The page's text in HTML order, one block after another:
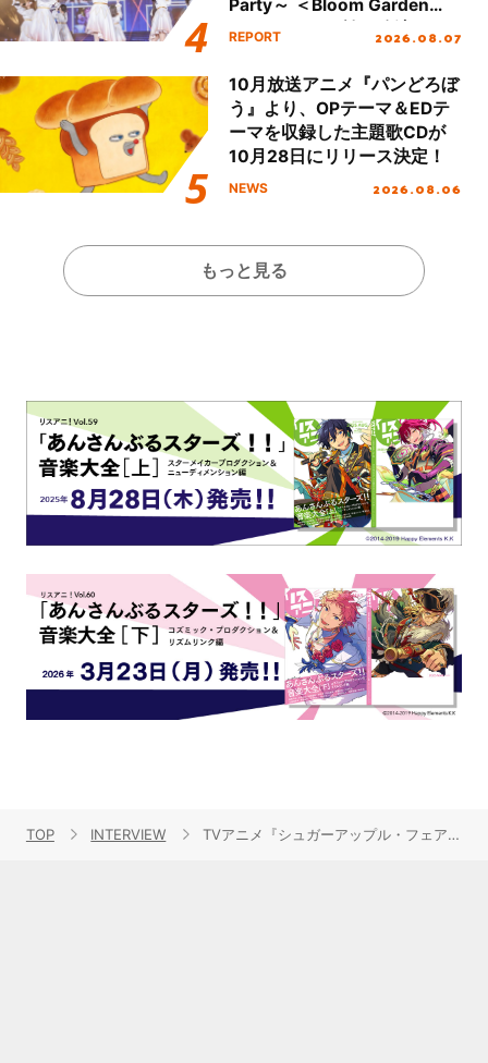
Party～ ＜Bloom Garden
Party Stage／埼玉公演＞”
REPORT 2026.08.07
10月放送アニメ『パンどろぼ
う』より、OPテーマ＆EDテ
ーマを収録した主題歌CDが
10月28日にリリース決定！
NEWS 2026.08.06
もっと見る
TOP INTERVIEW TVアニメ『シュガーアップル・フェアリーテイル』第2クールEDテーマ「door」をリリース！「大人へのシフト」をテーマにしたシングルについて東山奈央に聞く